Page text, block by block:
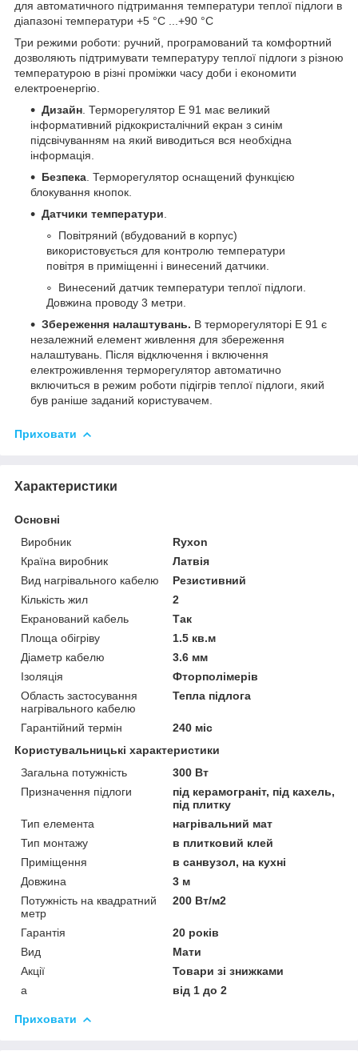
для автоматичного підтримання температури теплої підлоги в
діапазоні температури +5 °С ...+90 °С
Три режими роботи: ручний, програмований та комфортний
дозволяють підтримувати температуру теплої підлоги з різною
температурою в різні проміжки часу доби і економити
електроенергію.
Дизайн . Терморегулятор Е 91 має великий
інформативний рідкокристалічний екран з синім
підсвічуванням на який виводиться вся необхідна
інформація.
Безпека . Терморегулятор оснащений функцією
блокування кнопок.
Датчики температури
Повітряний (вбудований в корпус)
використовується для контролю температури
повітря в приміщенні і винесений датчики.
Винесений датчик температури теплої підлоги.
Довжина проводу 3 метри.
Збереження налаштувань. В терморегуляторі Е 91 є
незалежний елемент живлення для збереження
налаштувань. Після відключення і включення
електроживлення терморегулятор автоматично
включиться в режим роботи підігрів теплої підлоги, який
був раніше заданий користувачем.
Приховати
Характеристики
Основні
Виробник
Ryxon
Країна виробник
Латвія
Вид нагрівального кабелю
Резистивний
Кількість жил
2
Екранований кабель
Так
Площа обігріву
1.5 кв.м
Діаметр кабелю
3.6 мм
Ізоляція
Фторполімерів
Область застосування
нагрівального кабелю
Тепла підлога
Гарантійний термін
240 міс
Користувальницькі характеристики
Загальна потужність
300 Вт
Призначення підлоги
під керамограніт, під кахель,
під плитку
Тип елемента
нагрівальний мат
Тип монтажу
в плитковий клей
Приміщення
в санвузол, на кухні
Довжина
3 м
Потужність на квадратний
метр
200 Вт/м2
Гарантія
20 років
Вид
Мати
Акції
Товари зі знижками
а
від 1 до 2
Приховати